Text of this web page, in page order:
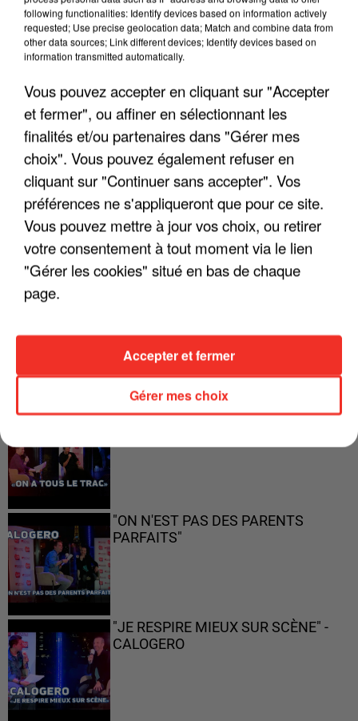
LES INTERVIEWS CHANTE
FRANCE
Voir plus
"ON A TOUS LE TRAC"
"ON N'EST PAS DES PARENTS
PARFAITS"
"JE RESPIRE MIEUX SUR SCÈNE" -
CALOGERO
following functionalities: Identify devices based on information actively
requested; Use precise geolocation data; Match and combine data from
other data sources; Link different devices; Identify devices based on
information transmitted automatically.
Vous pouvez accepter en cliquant sur "Accepter
et fermer", ou affiner en sélectionnant les
finalités et/ou partenaires dans "Gérer mes
choix". Vous pouvez également refuser en
cliquant sur "Continuer sans accepter". Vos
préférences ne s'appliqueront que pour ce site.
Vous pouvez mettre à jour vos choix, ou retirer
votre consentement à tout moment via le lien
"Gérer les cookies" situé en bas de chaque
page.
Gérer mes choix
Accepter et fermer